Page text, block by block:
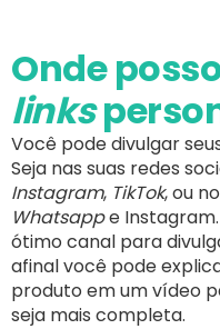
Onde
links
Você pode divulgar
Seja nas suas redes
Instagram, TikTok, ou
Whatsappe
ótimo canal para
afinal você pode
produto em um vídeo
seja mais completa.